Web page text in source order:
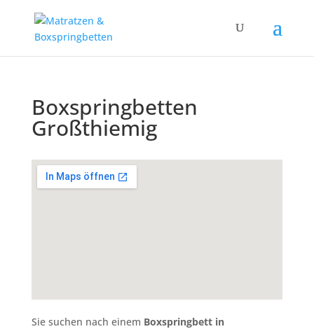
Boxspringbetten
Großthiemig
Sie suchen nach einem Boxspringbett in